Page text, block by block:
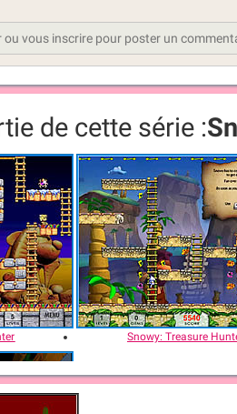
de cette série :
Snowy: Treasure